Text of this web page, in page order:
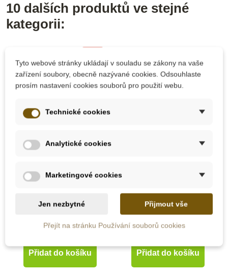
10 dalších produktů ve stejné
kategorii:
Do školy
Small Foot Dřevěné
207 Kč230 Kč
Přidat do košíku
Výprodej
Do školy
Djeco Puzzle Duo
numbers
172 Kč 245 Kč
Přidat do košíku
Tyto webové stránky ukládají v souladu se zákony na vaše
zařízení soubory, obecně nazývané cookies. Odsouhlaste
prosím nastavení cookies souborů pro použití webu.
Technické cookies
Analytické cookies
Marketingové cookies
Jen nezbytné Přijmout vše
Přejít na stránku Používání souborů cookies